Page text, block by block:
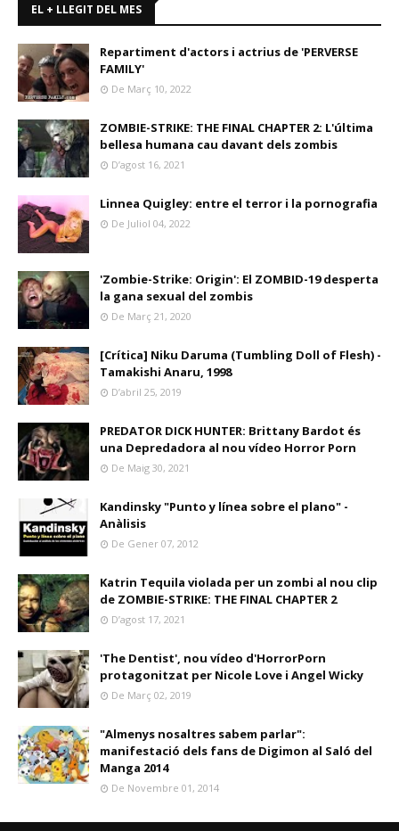
EL + LLEGIT DEL MES
Repartiment d'actors i actrius de 'PERVERSE
FAMILY'
De Març 10, 2022
ZOMBIE-STRIKE: THE FINAL CHAPTER 2: L'última
bellesa humana cau davant dels zombis
D’agost 16, 2021
Linnea Quigley: entre el terror i la pornografia
De Juliol 04, 2022
'Zombie-Strike: Origin': El ZOMBID-19 desperta
la gana sexual del zombis
De Març 21, 2020
[Crítica] Niku Daruma (Tumbling Doll of Flesh) -
Tamakishi Anaru, 1998
D’abril 25, 2019
PREDATOR DICK HUNTER: Brittany Bardot és
una Depredadora al nou vídeo Horror Porn
De Maig 30, 2021
Kandinsky "Punto y línea sobre el plano" -
Anàlisis
De Gener 07, 2012
Katrin Tequila violada per un zombi al nou clip
de ZOMBIE-STRIKE: THE FINAL CHAPTER 2
D’agost 17, 2021
'The Dentist', nou vídeo d'HorrorPorn
protagonitzat per Nicole Love i Angel Wicky
De Març 02, 2019
"Almenys nosaltres sabem parlar":
manifestació dels fans de Digimon al Saló del
Manga 2014
De Novembre 01, 2014